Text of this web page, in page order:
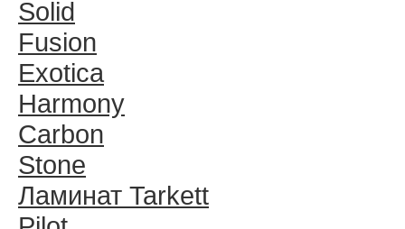
Solid
Fusion
Exotica
Harmony
Carbon
Stone
Ламинат Tarkett